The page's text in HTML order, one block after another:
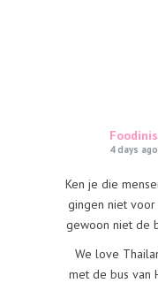
4 days ago
Ken je die
gingen niet
gewoon niet de
We love
met de bus van